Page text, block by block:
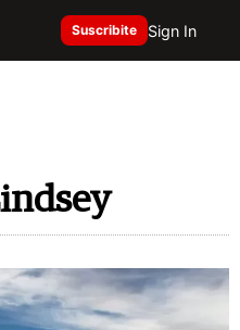
Suscribite Sign In